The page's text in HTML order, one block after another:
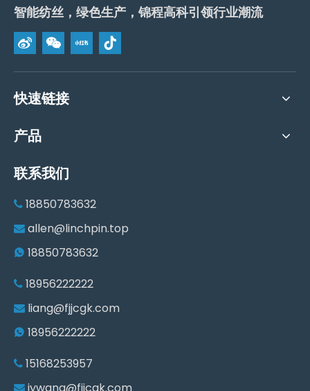
智能纺丝，绿色生产，锦程高科引领行业潮流
快速链接
产品
联系我们
 18850783632
 allen@linchpin.top
 18850783632
 18956222222
 liang@fjjcgk.com
 18956222222
 15168253957
